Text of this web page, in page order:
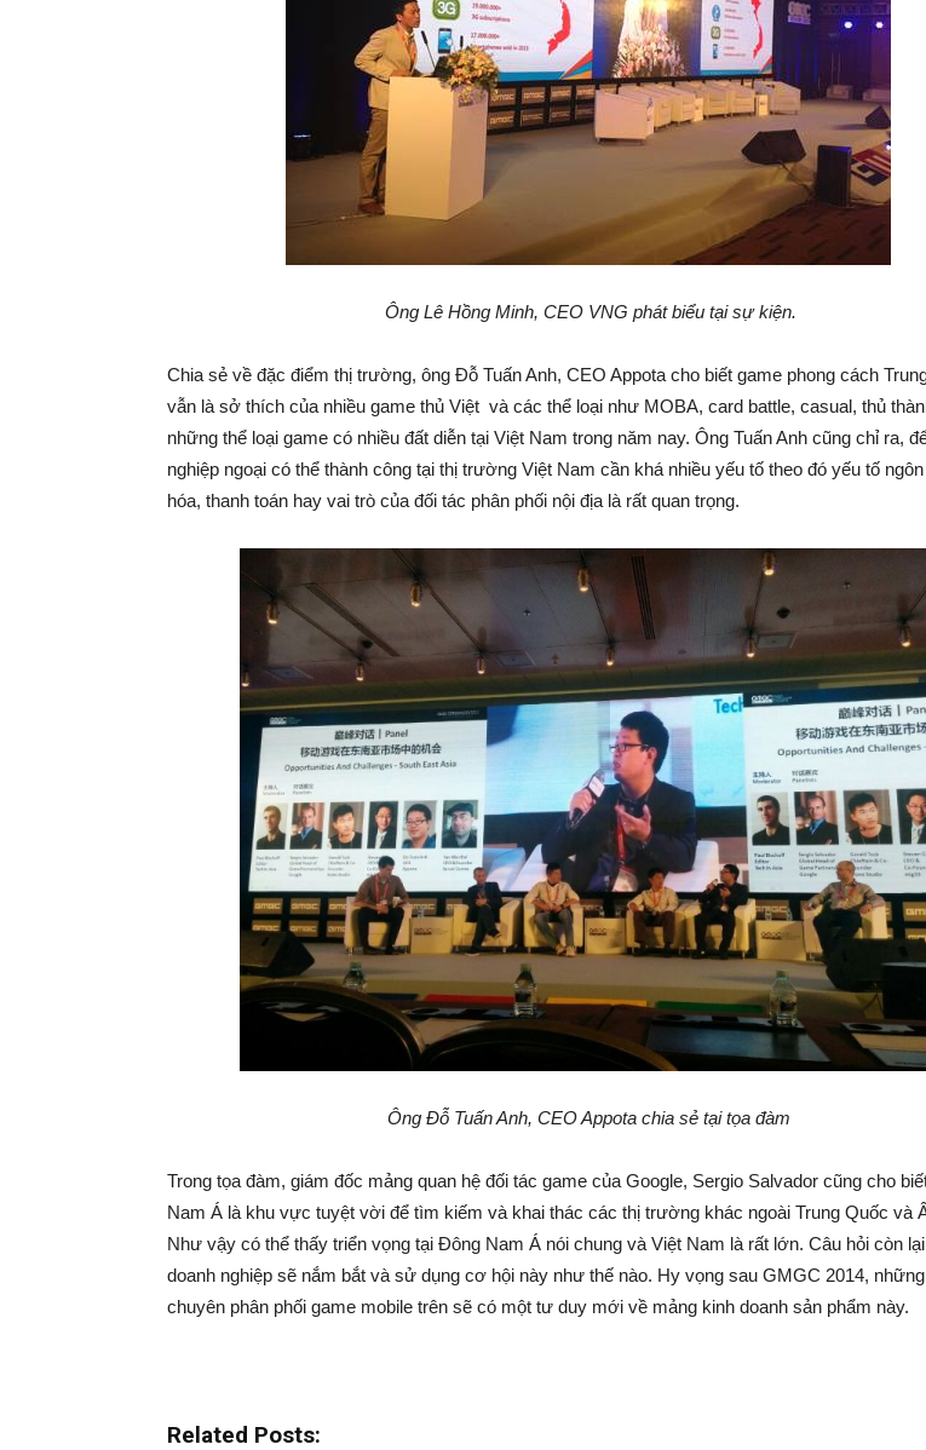
Ông Lê Hồng Minh, CEO VNG phát biểu tại sự kiện.
Chia sẻ về đặc điểm thị trường, ông Đỗ Tuấn Anh, CEO Appota cho biết game phong cách
vẫn là sở thích của nhiều game thủ Việt và các thể loại như MOBA, card battle, casual, thủ
những thể loại game có nhiều đất diễn tại Việt Nam trong năm nay. Ông Tuấn Anh cũng chỉ ra,
nghiệp ngoại có thể thành công tại thị trường Việt Nam cần khá nhiều yếu tố theo đó yếu tố
hóa, thanh toán hay vai trò của đối tác phân phối nội địa là rất quan trọng.
Ông Đỗ Tuấn Anh, CEO Appota chia sẻ tại tọa đàm
Trong tọa đàm, giám đốc mảng quan hệ đối tác game của Google, Sergio Salvador cũng cho
Nam Á là khu vực tuyệt vời để tìm kiếm và khai thác các thị trường khác ngoài Trung Quốc và
Như vậy có thể thấy triển vọng tại Đông Nam Á nói chung và Việt Nam là rất lớn. Câu hỏi còn
doanh nghiệp sẽ nắm bắt và sử dụng cơ hội này như thế nào. Hy vọng sau GMGC 2014,
chuyên phân phối game mobile trên sẽ có một tư duy mới về mảng kinh doanh sản phẩm này.
Related Posts: